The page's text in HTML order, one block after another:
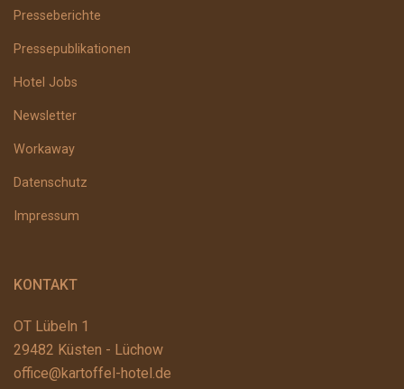
Presseberichte
Pressepublikationen
Hotel Jobs
Newsletter
Workaway
Datenschutz
Impressum
KONTAKT
OT Lübeln 1
29482 Küsten - Lüchow
office@kartoffel-hotel.de